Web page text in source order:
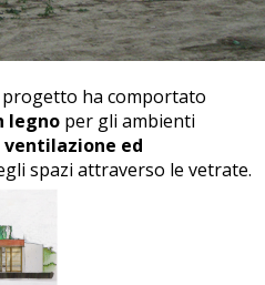
ha comportato
legno per gli ambienti
ventilazione ed
spazi attraverso le vetrate.